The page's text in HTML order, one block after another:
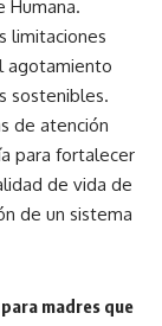
Humana.
limitaciones
agotamiento
sostenibles.
de atención
para fortalecer
de vida de
de un sistema
madres que